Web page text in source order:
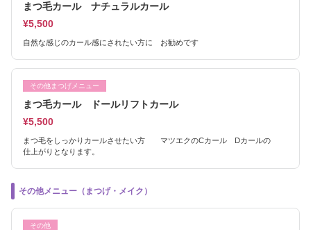
まつ毛カール ナチュラルカール
¥5,500
自然な感じのカール感にされたい方に お勧めです
その他まつげメニュー
まつ毛カール ドールリフトカール
¥5,500
まつ毛をしっかりカールさせたい方 マツエクのCカール Dカールの
仕上がりとなります。
その他メニュー（まつげ・メイク）
その他